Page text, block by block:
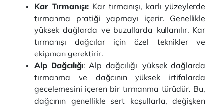
Kar Tırmanışı: Kar tırmanışı, karlı yüzeylerde
tırmanma pratiği yapmayı içerir. Genellikle
yüksek dağlarda ve buzullarda kullanılır. Kar
tırmanışı dağcılar için özel teknikler ve
ekipman gerektirir.
Alp Dağcılığı: Alp dağcılığı, yüksek dağlarda
tırmanma ve dağcının yüksek irtifalarda
gecelemesini içeren bir tırmanma türüdür. Bu,
dağcının genellikle sert koşullarla, değişken